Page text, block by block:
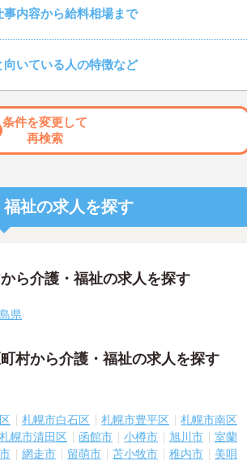
内容から給料相場まで
いている人の特徴など
条件を変更して
再検索
祉の求人を探す
ら介護・福祉の求人を探す
県
村から介護・福祉の求人を探す
札幌市白石区 札幌市豊平区
札幌市南区
札幌市清田区 函館市 小樽市 旭川市
室蘭
網走市 留萌市 苫小牧市 稚内市
美唄